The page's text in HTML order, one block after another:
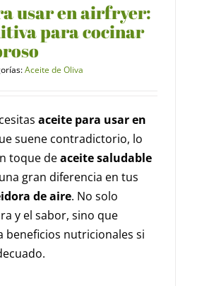
usar en airfryer:
para cocinar
Aceite de Oliva
aceite para usar en
suene contradictorio, lo
toque deaceite saludable
gran diferencia en tus
de aire. No solo
y el sabor, sino que
beneficios nutricionales si